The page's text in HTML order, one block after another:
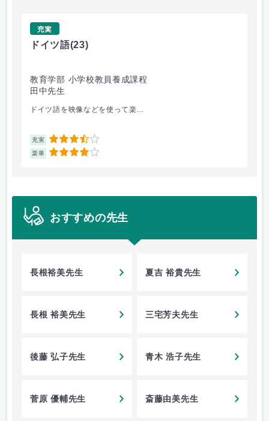
充実
ドイツ語(23)
教育学部 小学校教員養成課程
田中先生
ドイツ語を映像などを使って楽...
充実 3.5
楽単 4
おすすめの先生
長根裕美先生 夏吉 裕貴先生
長根 裕美先生 三宅芳夫先生
後藤 弘子先生 青木 浩子先生
菅原 優輔先生 斎藤由美先生